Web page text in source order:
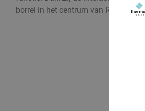
borrel in het centrum van